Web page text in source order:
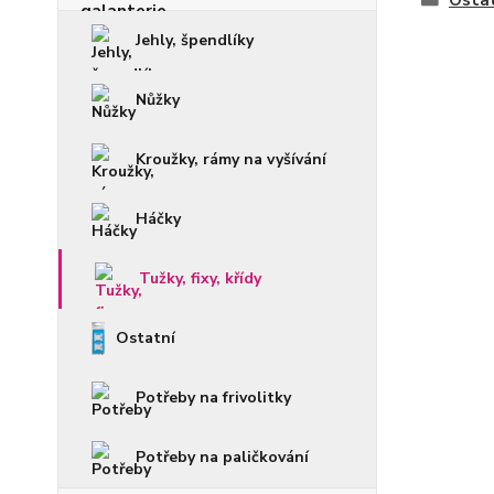
Jehly, špendlíky
Nůžky
Kroužky, rámy na vyšívání
Háčky
Tužky, fixy, křídy
Ostatní
Potřeby na frivolitky
Potřeby na paličkování